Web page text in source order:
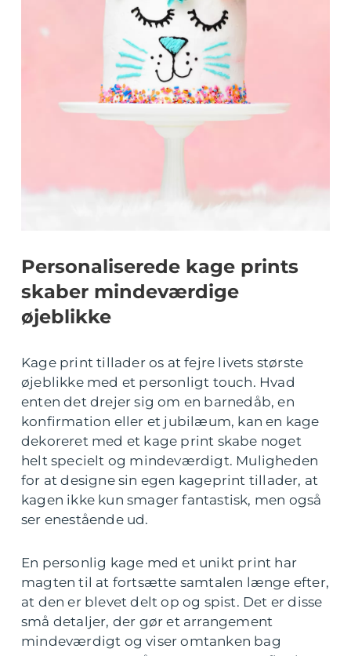
Personaliserede kage prints
skaber mindeværdige
øjeblikke
Kage print tillader os at fejre livets største
øjeblikke med et personligt touch. Hvad
enten det drejer sig om en barnedåb, en
konfirmation eller et jubilæum, kan en kage
dekoreret med et kage print skabe noget
helt specielt og mindeværdigt. Muligheden
for at designe sin egen kageprint tillader, at
kagen ikke kun smager fantastisk, men også
ser enestående ud.
En personlig kage med et unikt print har
magten til at fortsætte samtalen længe efter,
at den er blevet delt op og spist. Det er disse
små detaljer, der gør et arrangement
mindeværdigt og viser omtanken bag